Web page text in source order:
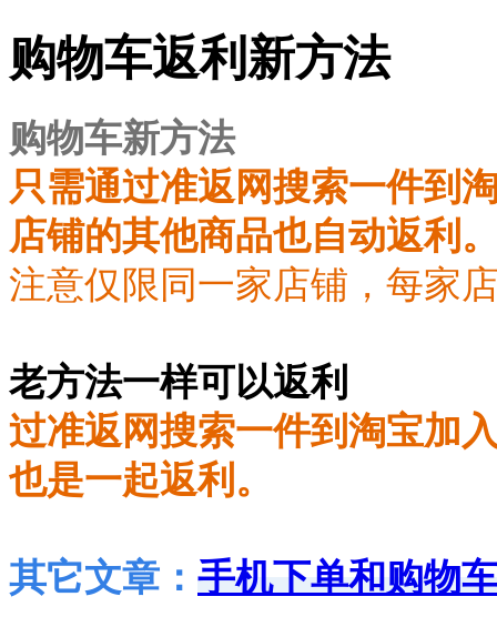
购物车返利新方法
购物车新方法
只需通过准返网搜索一件到
店铺的其他商品也自动返利
注意仅限同一家店铺，每家
老方法一样可以返利
过准返网搜索一件到淘宝加
也是一起返利。
其它文章： 手机下单和购物